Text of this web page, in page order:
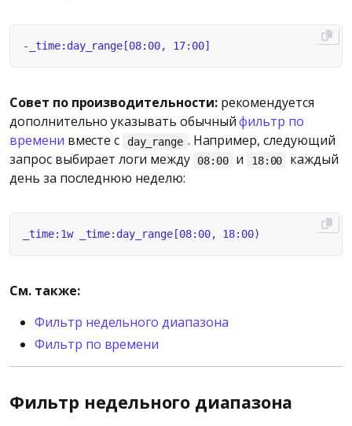
Совет по производительности:рекомендуется
дополнительно указывать обычныйфильтр по
времени вместе с day_range . Например, следующий
запрос выбирает логи между
08:00 и 18:00
каждый
день за последнюю неделю:
См. также:
Фильтр недельного диапазона
Фильтр по времени
Фильтр недельного диапазона